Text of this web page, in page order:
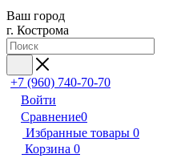
Ваш город
г. Кострома
+7 (960) 740-70-70
Войти
Сравнение0
Избранные товары 0
Корзина 0